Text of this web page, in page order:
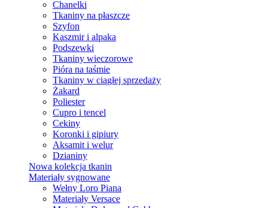
Chanelki
Tkaniny na płaszcze
Szyfon
Kaszmir i alpaka
Podszewki
Tkaniny wieczorowe
Pióra na taśmie
Tkaniny w ciągłej sprzedaży
Żakard
Poliester
Cupro i tencel
Cekiny
Koronki i gipiury
Aksamit i welur
Dzianiny
Nowa kolekcja tkanin
Materiały sygnowane
Wełny Loro Piana
Materiały Versace